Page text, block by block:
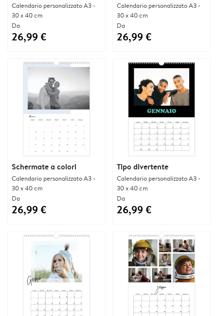
Calendario personalizzato A3 -
30 x 40 cm
Da
26,99 €
Calendario personalizzato A3 -
30 x 40 cm
Da
26,99 €
Schermate a colori
Calendario personalizzato A3 -
30 x 40 cm
Da
26,99 €
Tipo divertente
Calendario personalizzato A3 -
30 x 40 cm
Da
26,99 €